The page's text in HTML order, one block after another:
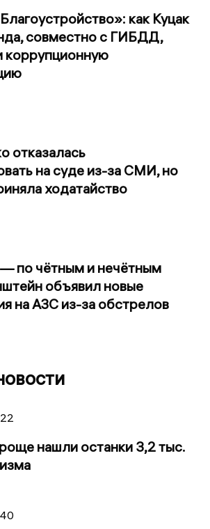
как Куцак
совместно с ГИБДД,
коррупционную
отказалась
на суде из-за СМИ, но
ходатайство
— по чётным и нечётным
объявил новые
на АЗС из-за обстрелов
нашли останки 3,2 тыс.